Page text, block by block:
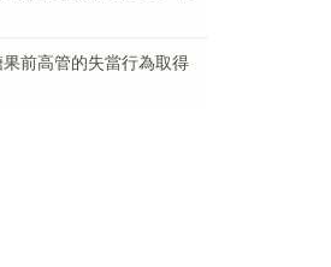
前高管的失當行為取得